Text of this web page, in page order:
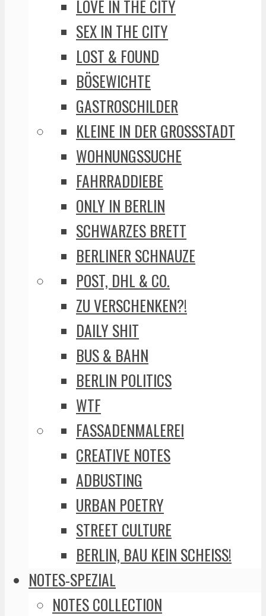
LOVE IN THE CITY
SEX IN THE CITY
LOST & FOUND
BÖSEWICHTE
GASTROSCHILDER
KLEINE IN DER GROSSSTADT
WOHNUNGSSUCHE
FAHRRADDIEBE
ONLY IN BERLIN
SCHWARZES BRETT
BERLINER SCHNAUZE
POST, DHL & CO.
ZU VERSCHENKEN?!
DAILY SHIT
BUS & BAHN
BERLIN POLITICS
WTF
FASSADENMALEREI
CREATIVE NOTES
ADBUSTING
URBAN POETRY
STREET CULTURE
BERLIN, BAU KEIN SCHEISS!
NOTES-SPEZIAL
NOTES COLLECTION